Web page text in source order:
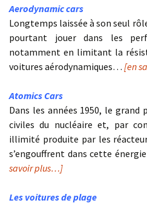
Aerodynamic cars
Longtemps laissée à son seul
pourtant jouer dans les
notamment en limitant la
voitures aérodynamiques… [en
Atomics Cars
Dans les années 1950, le
civiles du nucléaire et, par
illimité produite par les
s’engouffrent dans cette
savoir plus…]
Les voitures de plage